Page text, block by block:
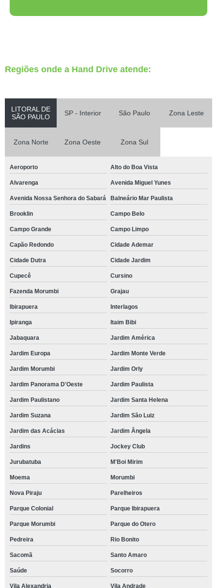
Regiões onde a Hand Drive atende:
LITORAL DE
SÃO PAULO
SP - Interior São Paulo Zona Leste
Zona Norte Zona Oeste Zona Sul
Aeroporto Alto do Boa Vista
Alvarenga Avenida Miguel Yunes
Avenida Nossa Senhora do Sabará Balneário Mar Paulista
Brooklin Campo Belo
Campo Grande Campo Limpo
Capão Redondo Cidade Ademar
Cidade Dutra Cidade Jardim
Cupecê Cursino
Fazenda Morumbi Grajau
Ibirapuera Interlagos
Ipiranga Itaim Bibi
Jabaquara Jardim América
Jardim Europa Jardim Monte Verde
Jardim Morumbi Jardim Orly
Jardim Panorama D'Oeste Jardim Paulista
Jardim Paulistano Jardim Santa Helena
Jardim Suzana Jardim São Luiz
Jardim das Acácias Jardim Ângela
Jardins Jockey Club
Jurubatuba M'Boi Mirim
Moema Morumbi
Nova Piraju Parelheiros
Parque Colonial Parque Ibirapuera
Parque Morumbi Parque do Otero
Pedreira Rio Bonito
Sacomã Santo Amaro
Saúde Socorro
Vila Alexandria Vila Andrade